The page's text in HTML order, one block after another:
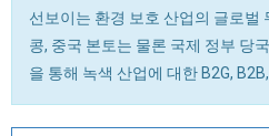
선보이는 환경 보호 산업의 글로벌
콩, 중국 본토는 물론 국제 정부 당
을 통해 녹색 산업에 대한 B2G,